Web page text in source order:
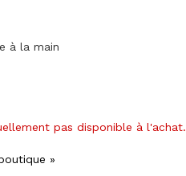
à la main
pas disponible à l'achat.
»